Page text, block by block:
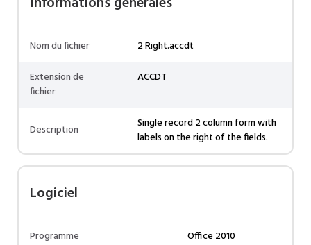
Nom du fichier
2 Right.accdt
Extension de
fichier
ACCDT
Description
Single record 2 column form with
labels on the right of the fields.
Logiciel
Programme
Office 2010